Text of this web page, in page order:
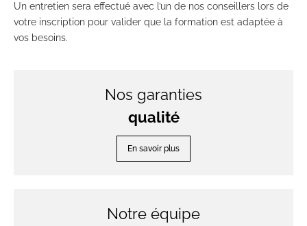
Un entretien sera effectué avec l’un de nos conseillers lors de
votre inscription pour valider que la formation est adaptée à
vos besoins.
Nos garanties
qualité
En savoir plus
Notre équipe